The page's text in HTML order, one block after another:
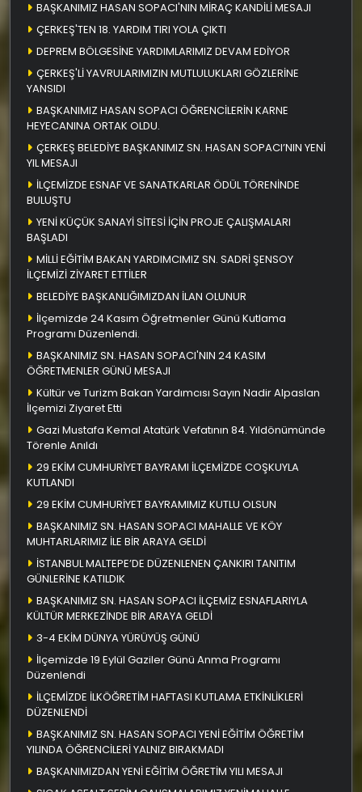
BAŞKANIMIZ HASAN SOPACI'NIN MİRAÇ KANDİLİ MESAJI
ÇERKEŞ'TEN 18. YARDIM TIRI YOLA ÇIKTI
DEPREM BÖLGESİNE YARDIMLARIMIZ DEVAM EDİYOR
ÇERKEŞ'Lİ YAVRULARIMIZIN MUTLULUKLARI GÖZLERİNE
YANSIDI
BAŞKANIMIZ HASAN SOPACI ÖĞRENCİLERİN KARNE
HEYECANINA ORTAK OLDU.
ÇERKEŞ BELEDİYE BAŞKANIMIZ SN. HASAN SOPACI’NIN YENİ
YIL MESAJI
İLÇEMİZDE ESNAF VE SANATKARLAR ÖDÜL TÖRENİNDE
BULUŞTU
YENİ KÜÇÜK SANAYİ SİTESİ İÇİN PROJE ÇALIŞMALARI
BAŞLADI
MİLLİ EĞİTİM BAKAN YARDIMCIMIZ SN. SADRİ ŞENSOY
İLÇEMİZİ ZİYARET ETTİLER
BELEDİYE BAŞKANLIĞIMIZDAN İLAN OLUNUR
İlçemizde 24 Kasım Öğretmenler Günü Kutlama
Programı Düzenlendi.
BAŞKANIMIZ SN. HASAN SOPACI'NIN 24 KASIM
ÖĞRETMENLER GÜNÜ MESAJI
Kültür ve Turizm Bakan Yardımcısı Sayın Nadir Alpaslan
İlçemizi Ziyaret Etti
Gazi Mustafa Kemal Atatürk Vefatının 84. Yıldönümünde
Törenle Anıldı
29 EKİM CUMHURİYET BAYRAMI İLÇEMİZDE COŞKUYLA
KUTLANDI
29 EKİM CUMHURİYET BAYRAMIMIZ KUTLU OLSUN
BAŞKANIMIZ SN. HASAN SOPACI MAHALLE VE KÖY
MUHTARLARIMIZ İLE BİR ARAYA GELDİ
İSTANBUL MALTEPE’DE DÜZENLENEN ÇANKIRI TANITIM
GÜNLERİNE KATILDIK
BAŞKANIMIZ SN. HASAN SOPACI İLÇEMİZ ESNAFLARIYLA
KÜLTÜR MERKEZİNDE BİR ARAYA GELDİ
3-4 EKİM DÜNYA YÜRÜYÜŞ GÜNÜ
İlçemizde 19 Eylül Gaziler Günü Anma Programı
Düzenlendi
İLÇEMİZDE İLKÖĞRETİM HAFTASI KUTLAMA ETKİNLİKLERİ
DÜZENLENDİ
BAŞKANIMIZ SN. HASAN SOPACI YENİ EĞİTİM ÖĞRETİM
YILINDA ÖĞRENCİLERİ YALNIZ BIRAKMADI
BAŞKANIMIZDAN YENİ EĞİTİM ÖĞRETİM YILI MESAJI